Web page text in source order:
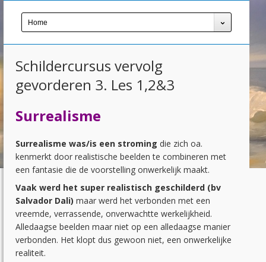
Home
Schildercursus vervolg
gevorderen 3. Les 1,2&3
Surrealisme
Surrealisme was/is een stroming die zich oa.
kenmerkt door realistische beelden te combineren met
een fantasie die de voorstelling onwerkelijk maakt.
Vaak werd het super realistisch geschilderd (bv
Salvador Dali) maar werd het verbonden met een
vreemde, verrassende, onverwachtte werkelijkheid.
Alledaagse beelden maar niet op een alledaagse manier
verbonden. Het klopt dus gewoon niet, een onwerkelijke
realiteit.